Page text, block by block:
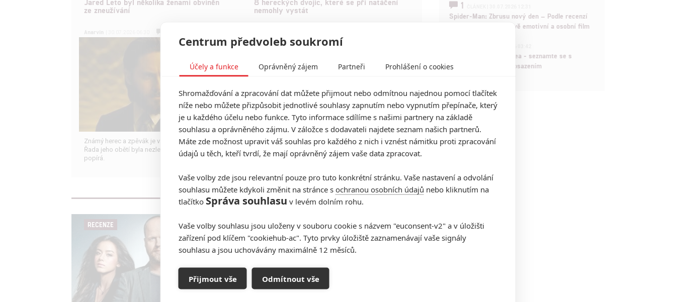
ze zneužívání
Známý herec a zpěvák je v podezření už roky.
Řada jeho obětí byla nezletilá. Leto obvinění
popírá.
nemohly vystát
Když to nejde, tak to nejde... aneb kdo se s kým
při natáčení nemusel?
RECENZE
Agents of S.H.I.E.L.D.: The
Asset
Anarvin | 09.10.2013 21:55
9
konečně vzchopit?
1
Spider-Man: Zbrusu nový den – Podle recenzí
máme čekat překvapivě emotivní a osobní film
Velké preview: Odyssea - seznamte se s
maximálně nabitým obsazením
Centrum předvoleb soukromí
Účely a funkce Oprávněný zájem Partneři Prohlášení o cookies
Shromažďování a zpracování dat můžete přijmout nebo odmítnou najednou pomocí tlačítek
níže nebo můžete přizpůsobit jednotlivé souhlasy zapnutím nebo vypnutím přepínače, který
je u každého účelu nebo funkce. Tyto informace sdílíme s našimi partnery na základě
souhlasu a oprávněného zájmu. V záložce s dodavateli najdete seznam našich partnerů.
Máte zde možnost upravit váš souhlas pro každého z nich i vznést námitku proti zpracování
údajů u těch, kteří tvrdí, že mají oprávněný zájem vaše data zpracovat.
Vaše volby zde jsou relevantní pouze pro tuto konkrétní stránku. Vaše nastavení a odvolání
souhlasu můžete kdykoli změnit na stránce s ochranou osobních údajů nebo kliknutím na
tlačítko Správa souhlasu v levém dolním rohu.
Vaše volby souhlasu jsou uloženy v souboru cookie s názvem "euconsent-v2" a v úložišti
zařízení pod klíčem "cookiehub-ac". Tyto prvky úložiště zaznamenávají vaše signály
souhlasu a jsou uchovávány maximálně 12 měsíců.
Přijmout vše Odmítnout vše